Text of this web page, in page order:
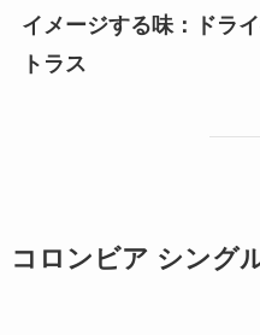
イメージする味：ドラ
トラス
コロンビア シング